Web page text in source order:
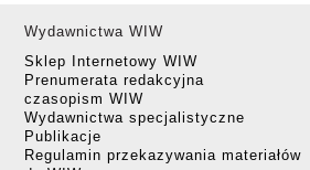
Wydawnictwa WIW
Sklep Internetowy WIW
Prenumerata redakcyjna
czasopism WIW
Wydawnictwa specjalistyczne
Publikacje
Regulamin przekazywania materiałów